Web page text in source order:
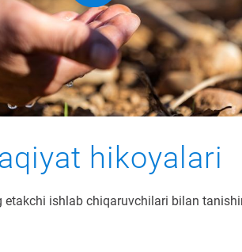
hikoyalari
etakchi ishlab chiqaruvchilari bilan